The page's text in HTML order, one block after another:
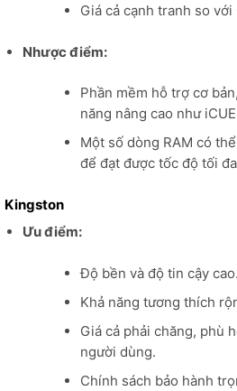
Giá cả cạnh tranh so với
Nhược điểm:
Phần mềm hỗ trợ cơ
năng nâng cao như
Một số dòng RAM có
để đạt được tốc độ tối
Kingston
Ưu điểm:
Độ bền và độ tin cậy cao.
Khả năng tương thích
Giá cả phải chăng, phù
người dùng.
Chính sách bảo hành